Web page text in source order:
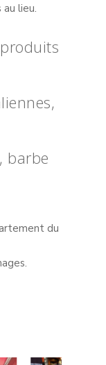
lieu.
barbe
du